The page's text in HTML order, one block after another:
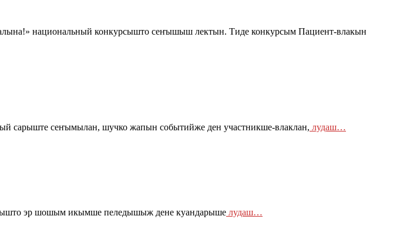
национальный конкурсышто сеҥышыш лектын. Тиде конкурсым Пациент-влакын
сарыште сеҥымылан, шучко жапын событийже ден участникше-влаклан, лудаш…
эр шошым икымше пеледышыж дене куандарыше лудаш…